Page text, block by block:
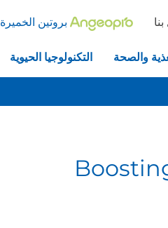
بروتين الخميرة
والصحة التكنولوجيا الحيوية